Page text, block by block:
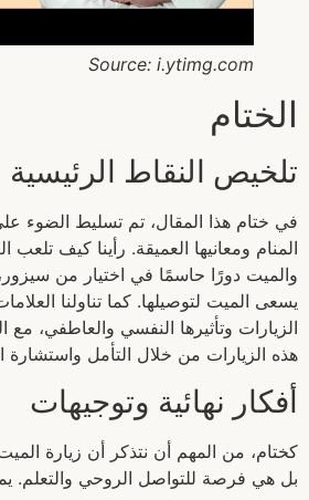
Source: i.ytimg.com
الختام
تلخيص النقاط الرئيسية
في ختام هذا المقال، تم تسليط الضوء
المنام ومعانيها العميقة. رأينا كيف
والميت دورًا حاسمًا في اختيار من
يسعى الميت لتوصيلها. كما تناولنا
الزيارات وتأثيرها النفسي والعاطفي، مع
هذه الزيارات من خلال التأمل واستشارة
أفكار نهائية وتوجيهات
كختام، من المهم أن نتذكر أن زيارة
بل هي فرصة للتواصل الروحي والتعلم.